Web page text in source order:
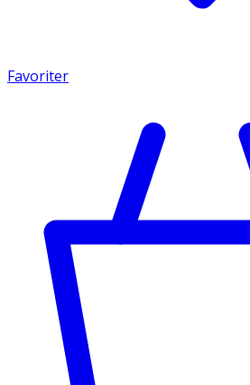
Favoriter